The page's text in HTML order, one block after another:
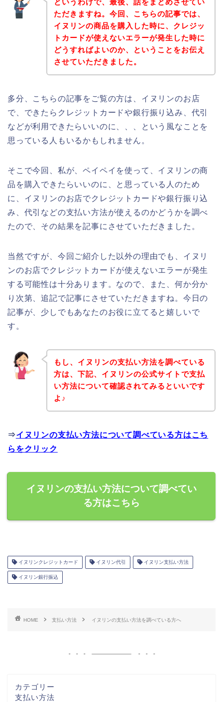
ただきますね。今回、こちらの記事では、
イヌリンの商品を購入した時に、クレジッ
トカードが使えないエラーが発生した時に
どうすればよいのか、ということをお伝え
させていただきました。
多分、こちらの記事をご覧の方は、イヌリンのお店
で、できたらクレジットカードや銀行振り込み、代引
などが利用できたらいいのに、、、という風なことを
思っている人もいるかもしれません。
そこで今回、私が、ペイペイを使って、イヌリンの商
品を購入できたらいいのに、と思っている人のため
に、イヌリンのお店でクレジットカードや銀行振り込
み、代引などの支払い方法が使えるのかどうかを調べ
たので、その結果を記事にさせていただきました。
当然ですが、今回ご紹介した以外の理由でも、イヌリ
ンのお店でクレジットカードが使えないエラーが発生
する可能性は十分あります。なので、また、何か分か
り次第、追記で記事にさせていただきますね。今日の
記事が、少しでもあなたのお役に立てると嬉しいで
す。
もし、イヌリンの支払い方法を調べている
方は、下記、イヌリンの公式サイトで支払
い方法について確認されてみるといいです
よ♪
⇒イヌリンの支払い方法について調べている方はこち
らをクリック
イヌリンの支払い方法について調べてい
る方はこちら
イヌリンクレジットカード イヌリン代引 イヌリン支払い方法
イヌリン銀行振込
HOME 支払い方法 イヌリンの支払い方法を調べている方へ
カテゴリー
支払い方法